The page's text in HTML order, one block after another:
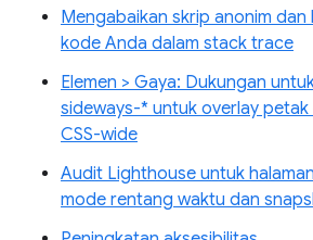
Mengabaikan skrip anonim
kode Anda dalam stack trace
Elemen > Gaya: Dukungan
sideways-* untuk overlay petak
CSS-wide
Audit Lighthouse untuk
mode rentang waktu dan